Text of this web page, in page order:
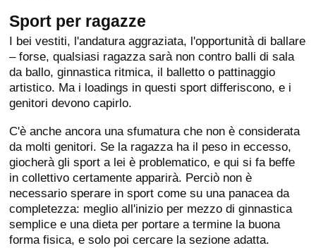
Sport per ragazze
I bei vestiti, l'andatura aggraziata, l'opportunità di ballare
– forse, qualsiasi ragazza sarà non contro balli di sala
da ballo, ginnastica ritmica, il balletto o pattinaggio
artistico. Ma i loadings in questi sport differiscono, e i
genitori devono capirlo.
C'è anche ancora una sfumatura che non è considerata
da molti genitori. Se la ragazza ha il peso in eccesso,
giocherà gli sport a lei è problematico, e qui si fa beffe
in collettivo certamente apparirà. Perciò non è
necessario sperare in sport come su una panacea da
completezza: meglio all'inizio per mezzo di ginnastica
semplice e una dieta per portare a termine la buona
forma fisica, e solo poi cercare la sezione adatta.